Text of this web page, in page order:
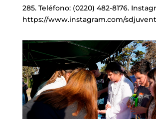
285. Teléfono: (0220) 482-8176.
https://www.instagram.com/